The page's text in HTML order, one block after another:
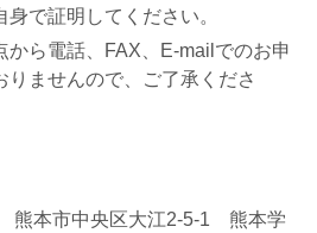
で証明してください。
から電話、FAX、E-mailでのお申
りませんので、ご了承くださ
熊本市中央区大江2-5-1 熊本学